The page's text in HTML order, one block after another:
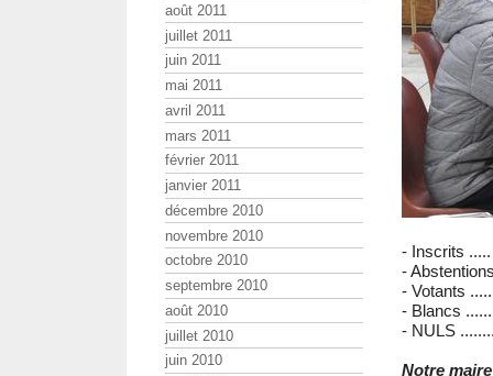
- Inscrits
-
- Votants
- Blancs
- NULS
Notre
août 2011
juillet 2011
juin 2011
mai 2011
avril 2011
mars 2011
février 2011
janvier 2011
décembre 2010
novembre 2010
octobre 2010
septembre 2010
août 2010
juillet 2010
juin 2010